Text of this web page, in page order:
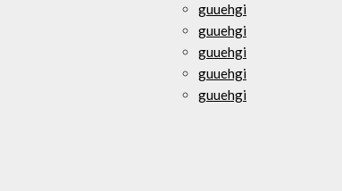
guuehgi
guuehgi
guuehgi
guuehgi
guuehgi